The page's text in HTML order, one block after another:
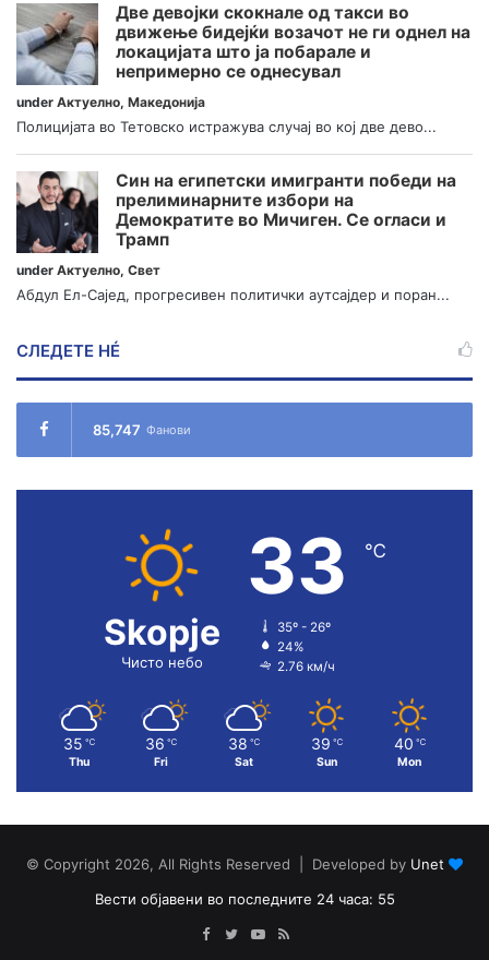
Две девојки скокнале од такси во
движење бидејќи возачот не ги однел на
локацијата што ја побарале и
непримерно се однесувал
under Актуелно, Македонија
Полицијата во Тетовско истражува случај во кој две дево...
Син на египетски имигранти победи на
прелиминарните избори на
Демократите во Мичиген. Се огласи и
Трамп
under Актуелно, Свет
Абдул Ел-Сајед, прогресивен политички аутсајдер и поран...
СЛЕДЕТЕ НÉ
85,747 Фанови
Skopje
Чисто небо
33 ℃
35º - 26º
24%
2.76 км/ч
35 ℃
Thu
36 ℃
Fri
38 ℃
Sat
39 ℃
Sun
40 ℃
Mon
© Copyright 2026, All Rights Reserved | Developed by Unet
Вести објавени во последните 24 часа: 55
Facebook
TwitterYouTube
RSS